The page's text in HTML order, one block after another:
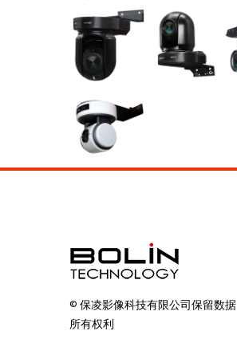
© 保凌影像科技有限公司保留数据
所有权利